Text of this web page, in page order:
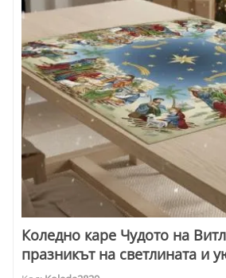
Коледно каре Чудото на
празникът на светлината и